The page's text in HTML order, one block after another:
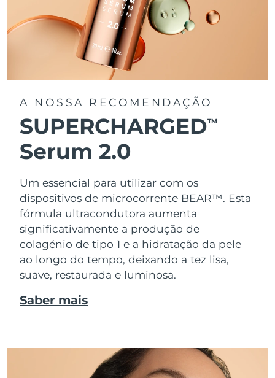
A NOSSA RECOMENDAÇÃO
SUPERCHARGEDTM
Serum 2.0
Um essencial para utilizar com os
dispositivos de microcorrente BEAR™. Esta
fórmula ultracondutora aumenta
significativamente a produção de
colagénio de tipo 1 e a hidratação da pele
ao longo do tempo, deixando a tez lisa,
suave, restaurada e luminosa.
Saber mais